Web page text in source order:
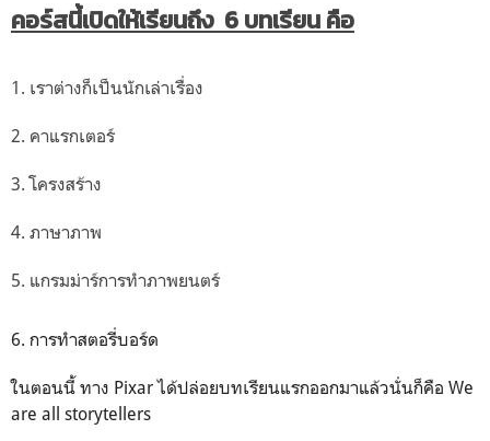
คอร์สนี้เปิดให้เรียนถึง 6 บทเรียน คือ
1. เราต่างก็เป็นนักเล่าเรื่อง
2. คาแรกเตอร์
3. โครงสร้าง
4. ภาษาภาพ
5. แกรมม่าร์การทำภาพยนตร์
6. การทำสตอรี่บอร์ด
ในตอนนี้ ทาง Pixar ได้ปล่อยบทเรียนแรกออกมาแล้วนั่นก็คือ We
are all storytellers